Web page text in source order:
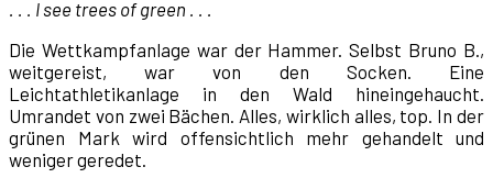
. . . I see trees of green . . .
Die Wettkampfanlage war der Hammer. Selbst Bruno B.,
weitgereist, war von den Socken. Eine
Leichtathletikanlage in den Wald hineingehaucht.
Umrandet von zwei Bächen. Alles, wirklich alles, top. In der
grünen Mark wird offensichtlich mehr gehandelt und
weniger geredet.